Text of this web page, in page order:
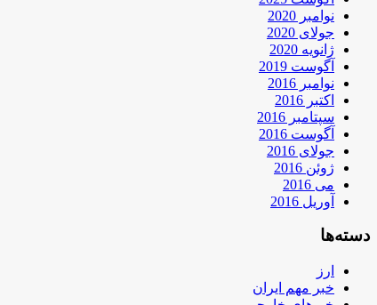
نوامبر 2020
جولای 2020
ژانویه 2020
آگوست 2019
نوامبر 2016
اکتبر 2016
سپتامبر 2016
آگوست 2016
جولای 2016
ژوئن 2016
می 2016
آوریل 2016
دسته‌ها
ارز
خبر مهم ایران